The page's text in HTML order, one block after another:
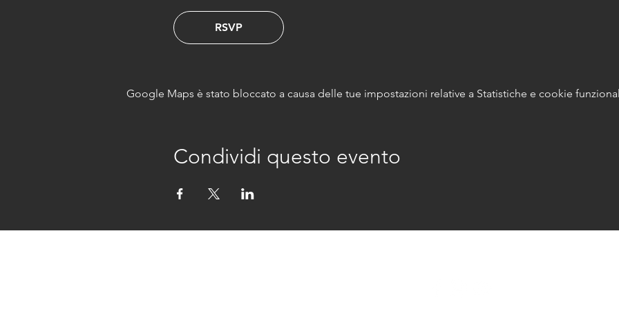
RSVP
Google Maps è stato bloccato a causa delle tue impostazioni relative a Statistiche e cookie
Condividi questo evento